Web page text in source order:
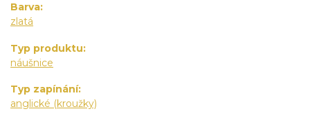
Barva
zlatá
Typ produktu
náušnice
Typ zapínání
anglické (kroužky)